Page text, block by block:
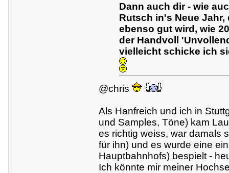
Dann auch dir - wie
Rutsch in's Neue
ebenso gut wird, wie
der Handvoll
vielleicht schicke ich
@chris
Als Hanfreich und ich in
und Samples, Töne) kam
es richtig weiss, war damals
für ihn) und es wurde eine
Hauptbahnhofs) bespielt -
Ich könnte mir meiner